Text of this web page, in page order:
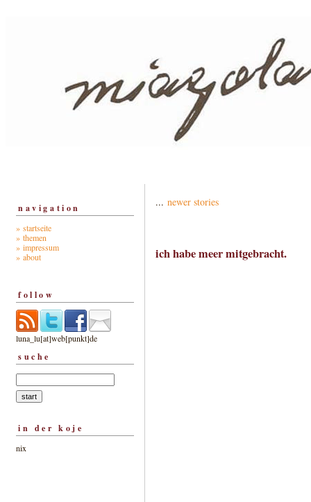
navigation
» startseite
» themen
» impressum
» about
follow
luna_lu[at]web[punkt]de
suche
in der koje
nix
... newer stories
ich habe meer mitgebracht.